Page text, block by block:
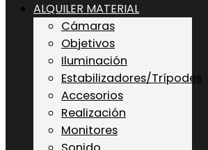
ALQUILER MATERIAL
Cámaras
Objetivos
Iluminación
Estabilizadores/Trípodes
Accesorios
Realización
Monitores